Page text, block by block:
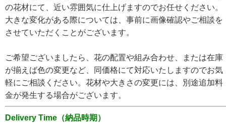
の花材にて、近い雰囲気に仕上げますのでお任せください。
大きな変化がある際については、事前に画像確認やご相談を
させていただくことがございます。
ご希望ございましたら、花の配置や組み合わせ、または在庫
が揃えば色の変更など、同価格にて対応いたしますのでお気
軽にご相談ください。花材や大きさの変更には、別途追加料
金が発生する場合がございます。
Delivery Time（納品時期）